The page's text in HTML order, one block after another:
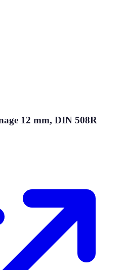
12 mm, DIN 508R